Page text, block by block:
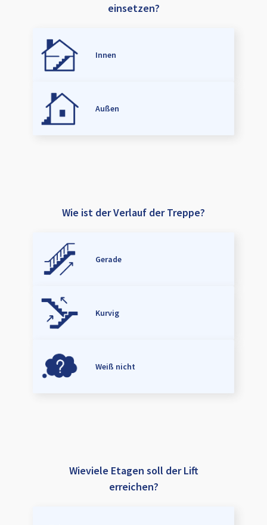
einsetzen?
Innen
Außen
Wie ist der Verlauf der Treppe?
Gerade
Kurvig
Weiß nicht
Wieviele Etagen soll der Lift
erreichen?